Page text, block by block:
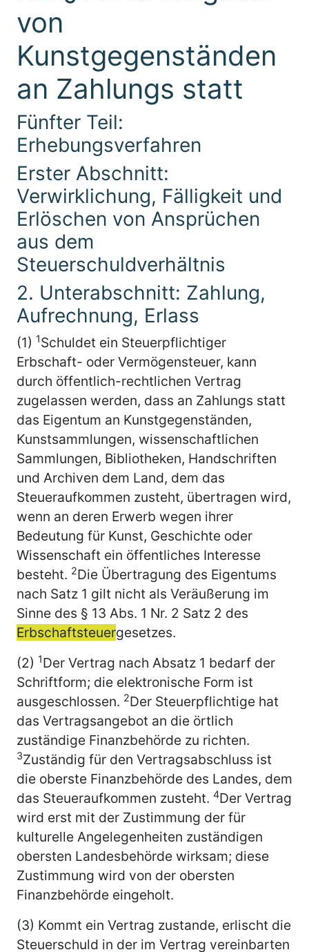
von
Kunstgegenständen
an Zahlungs statt
Fünfter Teil:
Erhebungsverfahren
Erster Abschnitt:
Verwirklichung, Fälligkeit und
Erlöschen von Ansprüchen
aus dem
Steuerschuldverhältnis
2. Unterabschnitt: Zahlung,
Aufrechnung, Erlass
(1) 1Schuldet ein Steuerpflichtiger
Erbschaft- oder Vermögensteuer, kann
durch öffentlich-rechtlichen Vertrag
zugelassen werden, dass an Zahlungs statt
das Eigentum an Kunstgegenständen,
Kunstsammlungen, wissenschaftlichen
Sammlungen, Bibliotheken, Handschriften
und Archiven dem Land, dem das
Steueraufkommen zusteht, übertragen wird,
wenn an deren Erwerb wegen ihrer
Bedeutung für Kunst, Geschichte oder
Wissenschaft ein öffentliches Interesse
besteht. 2Die Übertragung des Eigentums
nach Satz 1 gilt nicht als Veräußerung im
Sinne des § 13 Abs. 1 Nr. 2 Satz 2 des
Erbschaftsteuergesetzes.
(2) 1Der Vertrag nach Absatz 1 bedarf der
Schriftform; die elektronische Form ist
ausgeschlossen. 2Der Steuerpflichtige hat
das Vertragsangebot an die örtlich
zuständige Finanzbehörde zu richten.
3Zuständig für den Vertragsabschluss ist
die oberste Finanzbehörde des Landes, dem
das Steueraufkommen zusteht. 4Der Vertrag
wird erst mit der Zustimmung der für
kulturelle Angelegenheiten zuständigen
obersten Landesbehörde wirksam; diese
Zustimmung wird von der obersten
Finanzbehörde eingeholt.
(3) Kommt ein Vertrag zustande, erlischt die
Steuerschuld in der im Vertrag vereinbarten